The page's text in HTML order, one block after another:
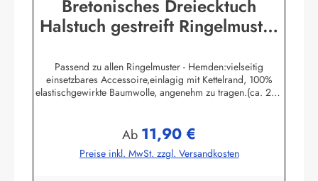
Bretonisches Dreiecktuch
Halstuch gestreift Ringelmuster
Passend zu allen Ringelmuster - Hemden:vielseitig
einsetzbares Accessoire,einlagig mit Kettelrand, 100%
elastischgewirkte Baumwolle, angenehm zu tragen.(ca. 225
Bekleidungswerk GmbHHeglitzer Str. 1226409
Wittmundinfo@modas-bekleidung.de
Regulärer Preis:
Ab 11,90 €
Preise inkl. MwSt. zzgl. Versandkosten